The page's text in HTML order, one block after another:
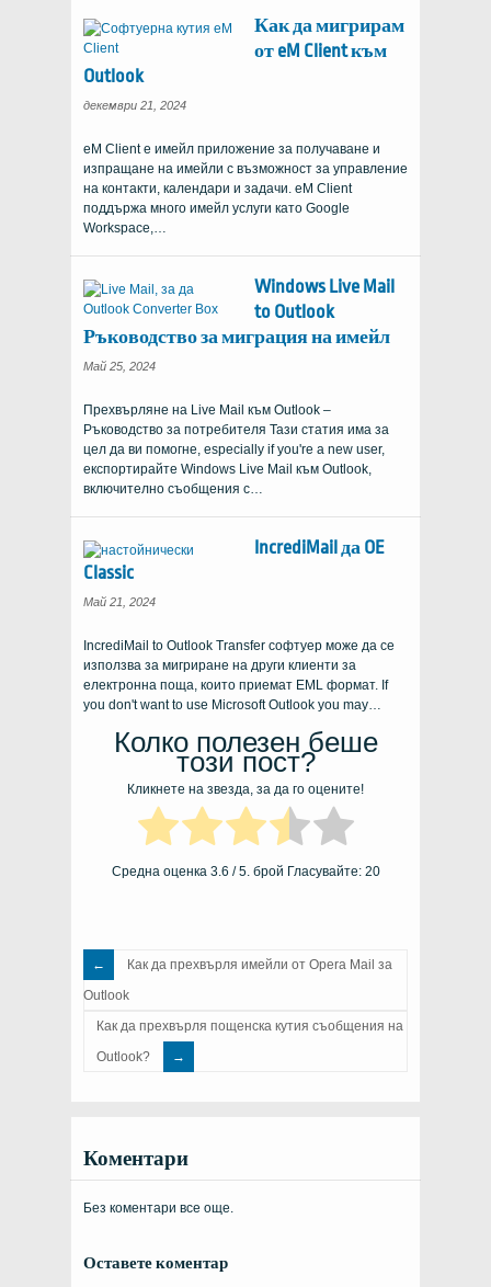
Как да мигрирам
от eM Client към
Outlook
декември 21, 2024
eM Client е имейл приложение за получаване и
изпращане на имейли с възможност за управление
на контакти, календари и задачи. eM Client
поддържа много имейл услуги като Google
Workspace,…
Windows Live Mail
to Outlook
Ръководство за миграция на имейл
Май 25, 2024
Прехвърляне на Live Mail към Outlook –
Ръководство за потребителя Тази статия има за
цел да ви помогне, especially if you're a new user,
експортирайте Windows Live Mail към Outlook,
включително съобщения с…
IncrediMail да OE
Classic
Май 21, 2024
IncrediMail to Outlook Transfer софтуер може да се
използва за мигриране на други клиенти за
електронна поща, които приемат EML формат. If
you don't want to use Microsoft Outlook you may…
Колко полезен беше
този пост?
Кликнете на звезда, за да го оцените!
Средна оценка 3.6 / 5. брой Гласувайте: 20
Как да прехвърля имейли от Opera Mail за
Outlook
Как да прехвърля пощенска кутия съобщения на
Outlook?
Коментари
Без коментари все още.
Оставете коментар